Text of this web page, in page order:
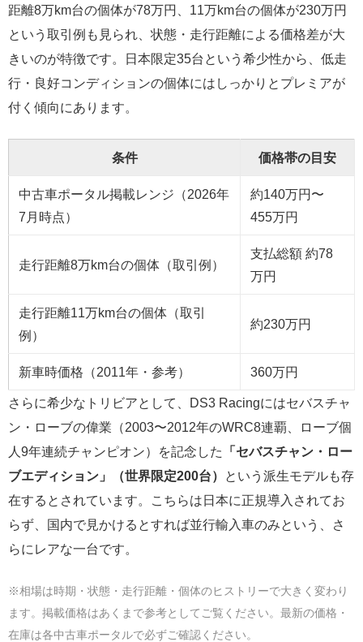
距離8万km台の個体が78万円、11万km台の個体が230万円
という取引例も見られ、状態・走行距離による価格差が大
きいのが特徴です。日本限定35台という希少性から、低走
行・良好コンディションの個体にはしっかりとプレミアが
付く傾向にあります。
条件 価格帯の目安
中古車ポータル掲載レンジ（2026年
7月時点）
約140万円〜
455万円
走行距離8万km台の個体（取引例）
支払総額 約78
万円
走行距離11万km台の個体（取引
例）
約230万円
新車時価格（2011年・参考） 360万円
さらに希少なトリビアとして、DS3 Racingにはセバスチャ
ン・ローブの偉業（2003〜2012年のWRC8連覇、ローブ個
人9年連続チャンピオン）を記念した
「セバスチャン・ロー
ブエディション」（世界限定200台）
という派生モデルも存
在するとされています。こちらは日本に正規導入されてお
らず、国内で見かけるとすれば並行輸入車のみという、さ
らにレアな一台です。
※相場は時期・状態・走行距離・個体のヒストリーで大きく変わり
ます。掲載価格はあくまで参考としてご覧ください。最新の価格・
在庫は各中古車ポータルで必ずご確認ください。